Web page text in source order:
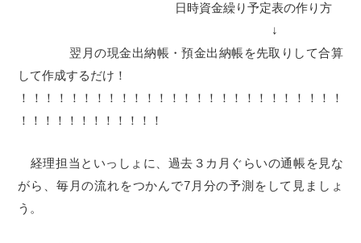
日時資金繰り予定表の作り方
↓
翌月の現金出納帳・預金出納帳を先取りして合算
して作成するだけ！
！！！！！！！！！！！！！！！！！！！！！！！！！！
！！！！！！！！！！！！
経理担当といっしょに、過去３カ月ぐらいの通帳を見な
がら、毎月の流れをつかんで7月分の予測をして見ましょ
う。